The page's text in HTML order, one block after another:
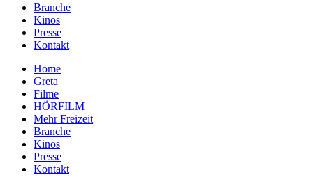
Branche
Kinos
Presse
Kontakt
Home
Greta
Filme
HÖRFILM
Mehr Freizeit
Branche
Kinos
Presse
Kontakt